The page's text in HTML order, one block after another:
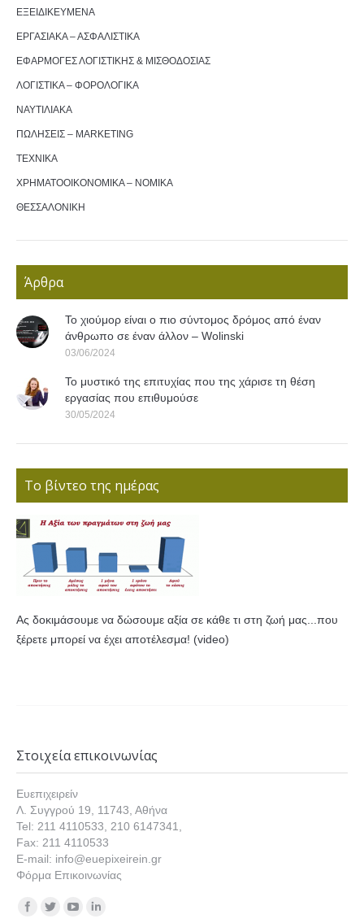
ΕΞΕΙΔΙΚΕΥΜΕΝΑ
ΕΡΓΑΣΙΑΚΑ – ΑΣΦΑΛΙΣΤΙΚΑ
ΕΦΑΡΜΟΓΕΣ ΛΟΓΙΣΤΙΚΗΣ & ΜΙΣΘΟΔΟΣΙΑΣ
ΛΟΓΙΣΤΙΚΑ – ΦΟΡΟΛΟΓΙΚΑ
ΝΑΥΤΙΛΙΑΚΑ
ΠΩΛΗΣΕΙΣ – MARKETING
ΤΕΧΝΙΚΑ
ΧΡΗΜΑΤΟΟΙΚΟΝΟΜΙΚΑ – ΝΟΜΙΚΑ
ΘΕΣΣΑΛΟΝΙΚΗ
Άρθρα
Το χιούμορ είναι ο πιο σύντομος δρόμος από έναν
άνθρωπο σε έναν άλλον – Wolinski
03/06/2024
Το μυστικό της επιτυχίας που της χάρισε τη θέση
εργασίας που επιθυμούσε
30/05/2024
Το βίντεο της ημέρας
Ας δοκιμάσουμε να δώσουμε αξία σε κάθε τι στη ζωή μας...που
ξέρετε μπορεί να έχει αποτέλεσμα! (video)
Στοιχεία επικοινωνίας
Ευεπιχειρείν
Λ. Συγγρού 19, 11743, Αθήνα
Tel: 211 4110533, 210 6147341,
Fax: 211 4110533
E-mail: info@euepixeirein.gr
Φόρμα Επικοινωνίας
Find us on: